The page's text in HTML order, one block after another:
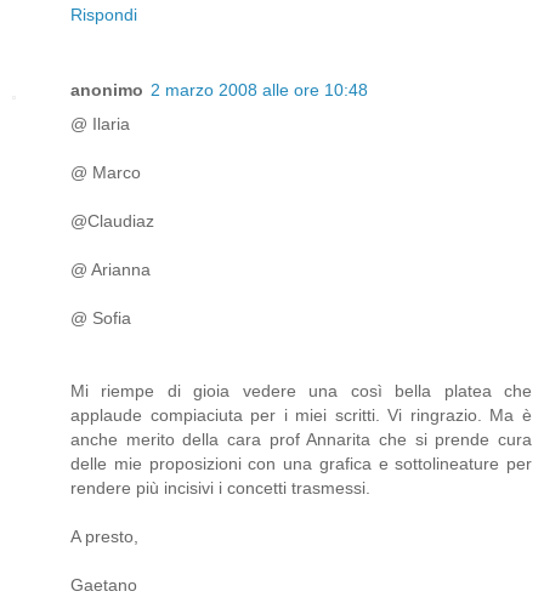
Rispondi
anonimo 2 marzo 2008 alle ore 10:48
@ Ilaria
@ Marco
@Claudiaz
@ Arianna
@ Sofia
Mi riempe di gioia vedere una così bella platea che
applaude compiaciuta per i miei scritti. Vi ringrazio. Ma è
anche merito della cara prof Annarita che si prende cura
delle mie proposizioni con una grafica e sottolineature per
rendere più incisivi i concetti trasmessi.
A presto,
Gaetano